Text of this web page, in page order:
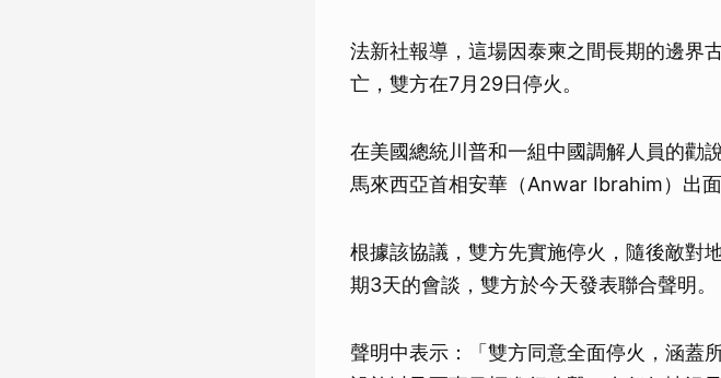
法新社報導，這場因泰柬之間長期的邊界
亡，雙方在7月29日停火。
在美國總統川普和一組中國調解人員的勸
馬來西亞首相安華（Anwar Ibrahim）出
根據該協議，雙方先實施停火，隨後敵對
期3天的會談，雙方於今天發表聯合聲明。
聲明中表示：「雙方同意全面停火，涵蓋